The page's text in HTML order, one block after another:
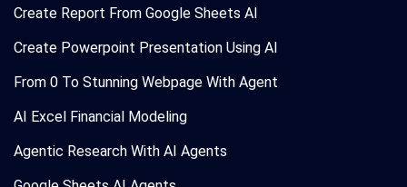
Create Report From Google Sheets AI
Create Powerpoint Presentation Using AI
From 0 To Stunning Webpage With Agent
AI Excel Financial Modeling
Agentic Research With AI Agents